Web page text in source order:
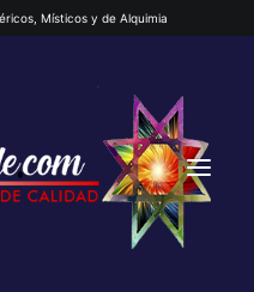
Místicos y de Alquimia